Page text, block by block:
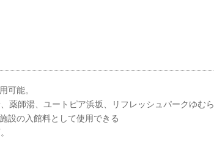
可能。
薬師湯、ユートピア浜坂、リフレッシュパークゆむら
設の入館料として使用できる